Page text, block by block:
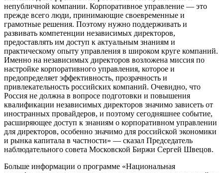
непубличной компании. Корпоративное управление — это
прежде всего люди, принимающие своевременные и
грамотные решения. Поэтому нужно поддерживать и
развивать компетенции независимых директоров,
предоставлять им доступ к актуальным знаниям и
практическому опыту управления в широком круге компаний.
Именно на независимых директоров возложена миссия по
настройке корпоративного управления, которое и
предопределяет эффективность, прозрачность и
привлекательность российских компаний. Очевидно, что
Россия не должна в вопросе подготовки и повышения
квалификации независимых директоров значимо зависеть от
иностранных провайдеров, и поэтому сегодняшнее событие,
расширяющее доступ к знаниям о корпоративном управлении
для директоров, особенно значимо для российской экономики
и рынка капитала в частности» — сказал Председатель
наблюдательного совета Московской Биржи Сергей Швецов.
Больше информации о программе «Национальная